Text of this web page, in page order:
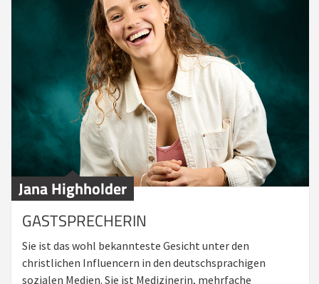
Jana Highholder
GASTSPRECHERIN
Sie ist das wohl bekannteste Gesicht unter den
christlichen Influencern in den deutschsprachigen
sozialen Medien. Sie ist Medizinerin, mehrfache